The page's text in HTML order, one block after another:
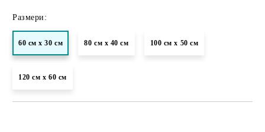
Размери:
60 см х 30 см 80 см х 40 см 100 см х 50 см
120 см х 60 см